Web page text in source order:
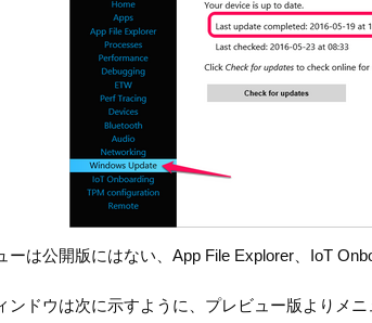
は公開版にはない、App File Explorer、IoT
ドウは次に示すように、プレビュー版よりメニ